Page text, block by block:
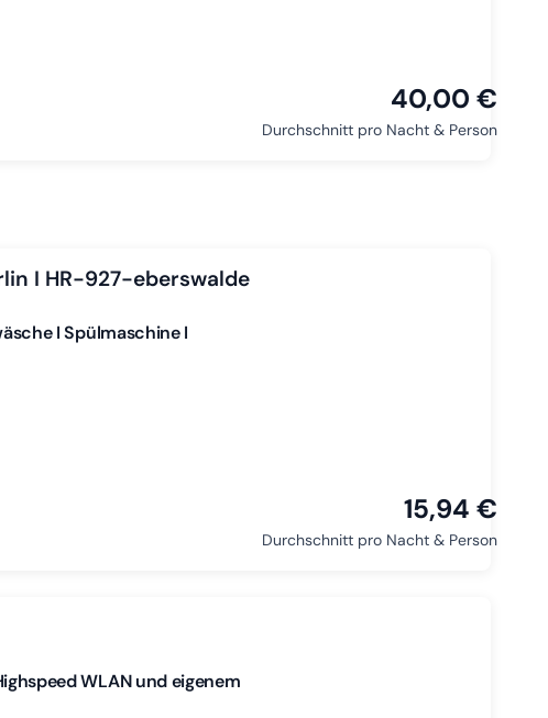
40,00 €
Durchschnitt pro Nacht & Person
I HR-927-eberswalde
I Spülmaschine I
15,94 €
Durchschnitt pro Nacht & Person
WLAN und eigenem